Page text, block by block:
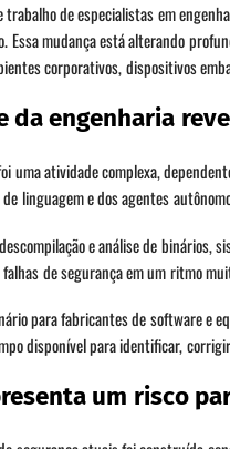
trabalho de especialistas em
Essa mudança está alterando
corporativos, dispositivos
da engenharia
uma atividade complexa,
linguagem e dos agentes
e análise de
de segurança em um ritmo
para fabricantes de software e
disponível para identificar,
um risco